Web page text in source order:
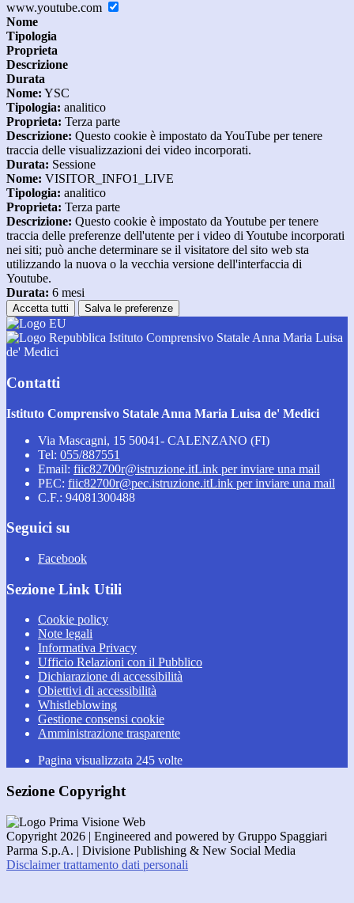
www.youtube.com
Nome
Tipologia
Proprieta
Descrizione
Durata
Nome: YSC
Tipologia: analitico
Proprieta: Terza parte
Descrizione: Questo cookie è impostato da YouTube per tenere
traccia delle visualizzazioni dei video incorporati.
Durata: Sessione
Nome: VISITOR_INFO1_LIVE
Tipologia: analitico
Proprieta: Terza parte
Descrizione: Questo cookie è impostato da Youtube per tenere
traccia delle preferenze dell'utente per i video di Youtube incorporati
nei siti; può anche determinare se il visitatore del sito web sta
utilizzando la nuova o la vecchia versione dell'interfaccia di
Youtube.
Durata: 6 mesi
Accetta tutti Salva le preferenze
Istituto Comprensivo Statale Anna Maria Luisa
de' Medici
Contatti
Istituto Comprensivo Statale Anna Maria Luisa de' Medici
Via Mascagni, 15 50041- CALENZANO (FI)
Tel: 055/887551
Email: fiic82700r@istruzione.itLink per inviare una mail
PEC: fiic82700r@pec.istruzione.itLink per inviare una mail
C.F.: 94081300488
Seguici su
Facebook
Sezione Link Utili
Cookie policy
Note legali
Informativa Privacy
Ufficio Relazioni con il Pubblico
Dichiarazione di accessibilità
Obiettivi di accessibilità
Whistleblowing
Gestione consensi cookie
Amministrazione trasparente
Pagina visualizzata 245 volte
Sezione Copyright
Copyright 2026 | Engineered and powered by Gruppo Spaggiari
Parma S.p.A. | Divisione Publishing & New Social Media
Disclaimer trattamento dati personali